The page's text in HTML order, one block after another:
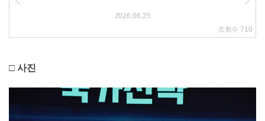
2026.06.25
조회수710
□ 사진